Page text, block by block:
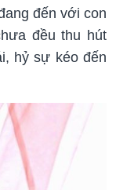
đến với con
đều thu hút
hỷ sự kéo đến